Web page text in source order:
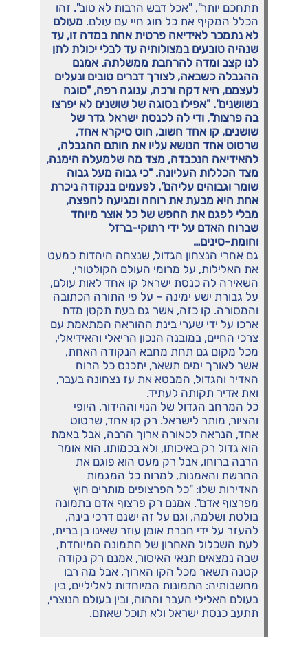
תתחכם יותר", "אכל דבש הרבות לא טוב". זהו
הכלל המקיף את כל חוג חיי עם עולם. מעולם
לא נתמכר לאידיאה פרטית אחת במדה זו, עד
שנהיה טובעים במצולותיה עד לבלי יכולת לתן
לנו קצב ומדה להרחבת ממשלתה. אמנם
ההגבלה כשבאה, לצורך דברים טובים ונעלים
לעצמם, היא דקה ורכה, ענוגה רפה, "סוגה
בשושנים". "אפילו בסוגה של שושנים לא יפרצו
בה פרצות", ודי לה לכנסת ישראל גדר של
שושנים, קו אחד חשוב, חוט סיקרא אחד,
שרטוט אחד הנושא עליו את חותם ההגבלה,
להאידיאה הנכבדה, מצד מה שלמעלה הימנה,
מצד הכללות העליונה. "כי גבוה מעל גבוה
שומר וגבוהים עליהם". לפעמים בנקודה ניכרת
אחת היא מבעת את רוחה ומגיעה לחפצה,
מבלי לפגם את החפש של כל אוצר מיוחד
שברוח האדם על ידי רתוקי-ברזל
וחומת-סינים…
גם אחרי הנצחון הגדול, שנצחה היהדות כמעט
את האלילות, על מרומי העולם הקולטורי,
השאירה לה כנסת ישראל קו אחד לאות עולם,
על גבורת ישע ימינה – על פי התורה הכתובה
והמסורה. קו כזה, אשר גם בעת תקטן מדת
ארכו על ידי שערי בינת ההוראה המתאמת עם
צרכי החיים, במובנה הנכון הריאלי והאידיאלי,
מכל מקום גם תחת מחבא הנקודה האחת,
אשר לאורך ימים תשאר, יתכנס כל הרוח
האדיר והגדול, המבטא את עז נצחונה בעבר,
ואת אדיר תקותה לעתיד.
כל המרחב הגדול של הנוי וההידור, היופי
והציור, מותר לישראל. רק קו אחד, שרטוט
אחד, הנראה לכאורה ארוך הרבה, אבל באמת
הוא גדול רק באיכותו, ולא בכמותו. הוא אומר
הרבה ברוחו, אבל רק מעט הוא פוגם את
החרשת והאמנות, למרות כל המגמות
האדירות שלו: "כל הפרצופים מותרים חוץ
מפרצוף אדם". אמנם רק פרצוף אדם בתמונה
בולטת ושלמה, וגם על זה ישנם דרכי בינה,
להעזר על ידי חברת אומן עוזר שאינו בן ברית,
לעת השכלול האחרון של התמונה המיוחדת,
שבה נמצאים תנאי האיסור, אמנם רק נקודה
קטנה תשאר מכל הקו הארוך, אבל מה רבו
מחשבותיה: התמונות המיוחדות לאליליים, בין
בעולם האלילי העבר וההוה, ובין בעולם הנוצרי,
תתעב כנסת ישראל ולא תוכל שאתם.